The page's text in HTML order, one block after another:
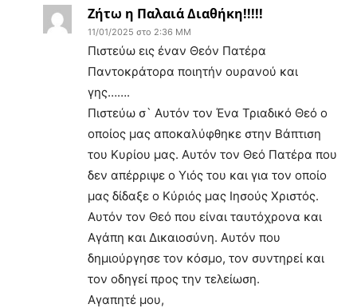
Ζήτω η Παλαιά Διαθήκη!!!!!
11/01/2025 στο 2:36 ΜΜ
Πιστεύω εις έναν Θεόν Πατέρα
Παντοκράτορα ποιητήν ουρανού και
γης…….
Πιστεύω σ` Αυτόν τον Ένα Τριαδικό Θεό ο
οποίος μας αποκαλύφθηκε στην Βάπτιση
του Κυρίου μας. Αυτόν τον Θεό Πατέρα που
δεν απέρριψε ο Υιός του και για τον οποίο
μας δίδαξε ο Κύριός μας Ιησούς Χριστός.
Αυτόν τον Θεό που είναι ταυτόχρονα και
Αγάπη και Δικαιοσύνη. Αυτόν που
δημιούργησε τον κόσμο, τον συντηρεί και
τον οδηγεί προς την τελείωση.
Αγαπητέ μου,